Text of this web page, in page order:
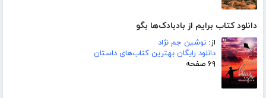
دانلود کتاب برایم از بادبادک‌ها بگو
از: نوشین جم نژاد
دانلود رایگان بهترین کتاب‌های داستان
۶۹ صفحه